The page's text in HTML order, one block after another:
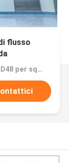
flusso
Prezzo：USD48 per square meter